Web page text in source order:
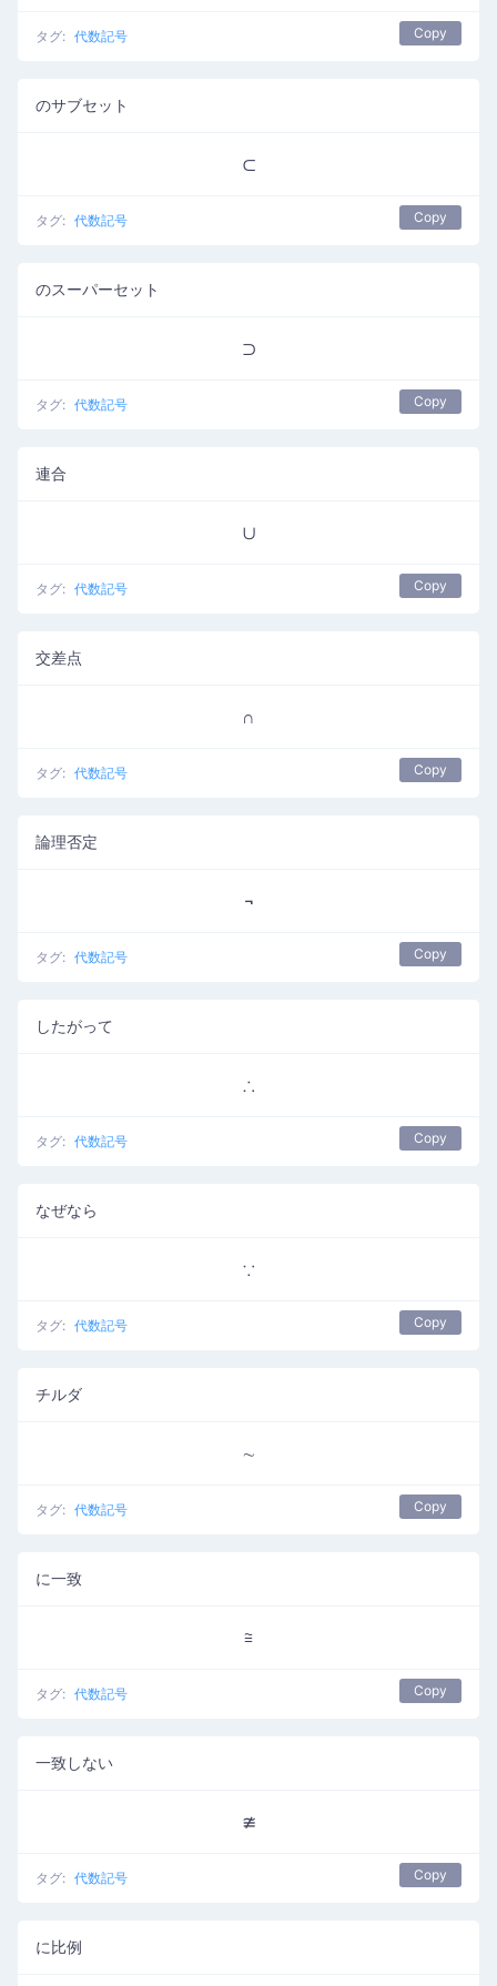
タグ: 代数記号 Copy
のサブセット
⊂
タグ: 代数記号 Copy
のスーパーセット
⊃
タグ: 代数記号 Copy
連合
∪
タグ: 代数記号 Copy
交差点
∩
タグ: 代数記号 Copy
論理否定
¬
タグ: 代数記号 Copy
したがって
∴
タグ: 代数記号 Copy
なぜなら
∵
タグ: 代数記号 Copy
チルダ
∼
タグ: 代数記号 Copy
に一致
≅
タグ: 代数記号 Copy
一致しない
≇
タグ: 代数記号 Copy
に比例